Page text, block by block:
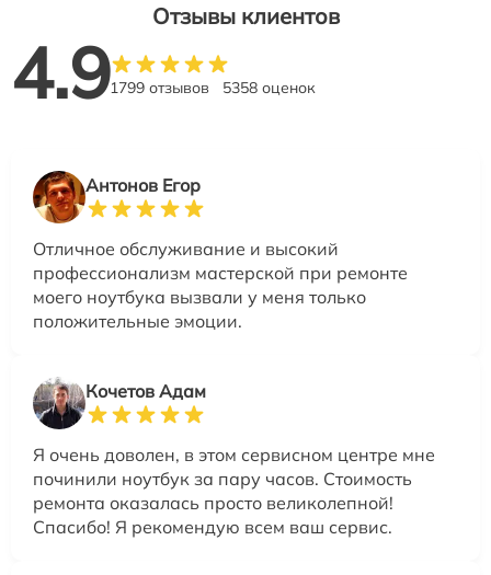
Отзывы клиентов
4.91799 отзывов 5358 оценок
Антонов Егор
Отличное обслуживание и высокий
профессионализм мастерской при ремонте
моего ноутбука вызвали у меня только
положительные эмоции.
Кочетов Адам
Я очень доволен, в этом сервисном центре мне
починили ноутбук за пару часов. Стоимость
ремонта оказалась просто великолепной!
Спасибо! Я рекомендую всем ваш сервис.